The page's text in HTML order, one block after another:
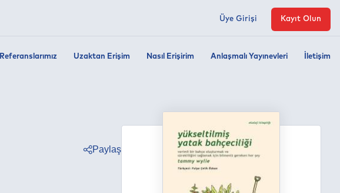
Referanslarımız Uzaktan Erişim Nasıl Erişirim Anlaşmalı Yayınevleri İletişim
Üye Girişi Kayıt Olun
Paylaş